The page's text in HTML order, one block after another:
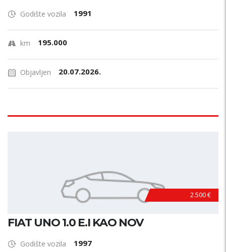
Godište vozila 1991
km 195.000
Objavljen 20.07.2026.
2.500 €
FIAT UNO 1.0 E.I KAO NOV
Godište vozila 1997